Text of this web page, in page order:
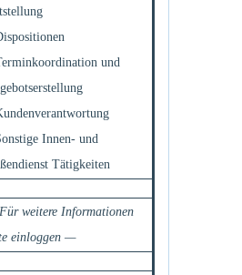
und
Innen- und
Tätigkeiten
weitere Informationen
einloggen —